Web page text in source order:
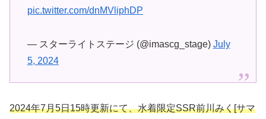
pic.twitter.com/dnMVliphDP
— スターライトステージ (@imascg_stage) July
5, 2024
2024年7月5日15時更新にて、水着限定SSR前川みく[サマ